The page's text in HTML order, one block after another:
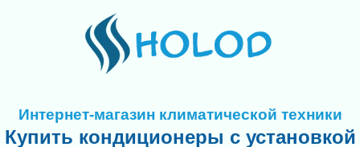
Интернет-магазин климатической техники
Купить кондиционеры с установкой